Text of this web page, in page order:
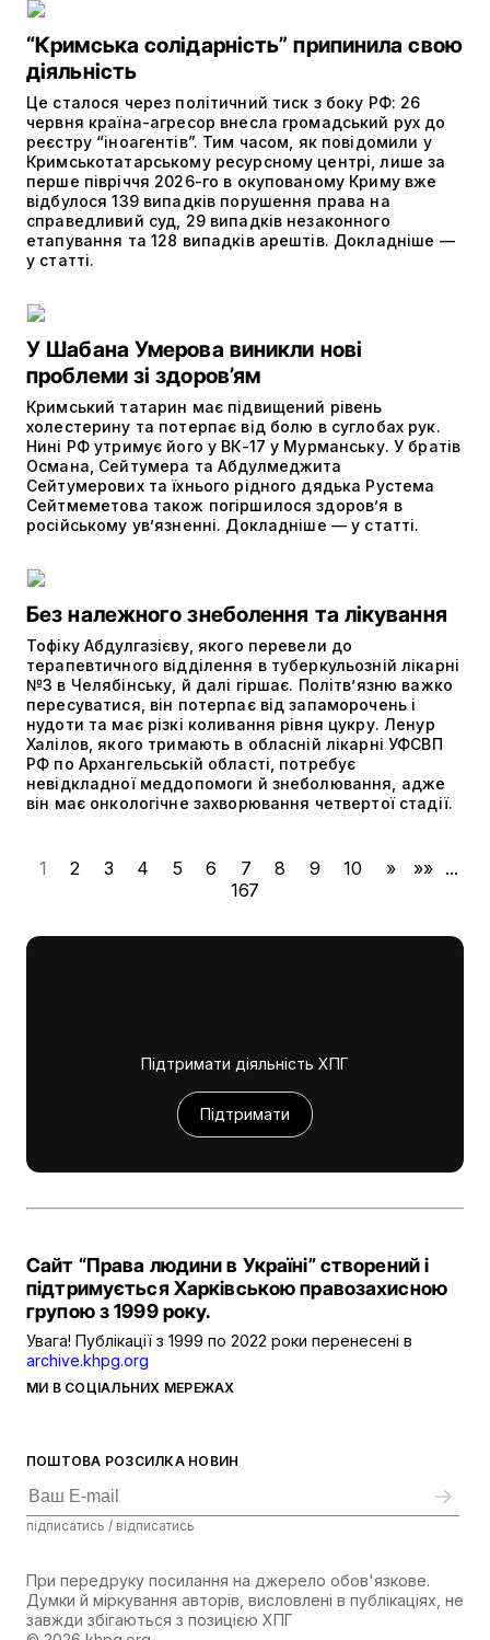
“Кримська солідарність” припинила свою
діяльність
Це сталося через політичний тиск з боку РФ: 26
червня країна-агресор внесла громадський рух до
реєстру “іноагентів”. Тим часом, як повідомили у
Кримськотатарському ресурсному центрі, лише за
перше півріччя 2026-го в окупованому Криму вже
відбулося 139 випадків порушення права на
справедливий суд, 29 випадків незаконного
етапування та 128 випадків арештів. Докладніше —
у статті.
У Шабана Умерова виникли нові
проблеми зі здоров’ям
Кримський татарин має підвищений рівень
холестерину та потерпає від болю в суглобах рук.
Нині РФ утримує його у ВК-17 у Мурманську. У братів
Османа, Сейтумера та Абдулмеджита
Сейтумерових та їхнього рідного дядька Рустема
Сейтмеметова також погіршилося здоров’я в
російському ув’язненні. Докладніше — у статті.
Без належного знеболення та лікування
Тофіку Абдулгазієву, якого перевели до
терапевтичного відділення в туберкульозній лікарні
№3 в Челябінську, й далі гіршає. Політвʼязню важко
пересуватися, він потерпає від запаморочень і
нудоти та має різкі коливання рівня цукру. Ленур
Халілов, якого тримають в обласній лікарні УФСВП
РФ по Архангельській області, потребує
невідкладної меддопомоги й знеболювання, адже
він має онкологічне захворювання четвертої стадії.
1 2 3 4 5 6 7 8 9 10 » »» ...
167
Підтримати діяльність ХПГ
Підтримати
ПОШТОВА РОЗСИЛКА НОВИН
підписатись / відписатись
МИ В СОЦІАЛЬНИХ МЕРЕЖАХ
Сайт “Права людини в Україні” створений і
підтримується Харківською правозахисною
групою з 1999 року.
Увага! Публікації з 1999 по 2022 роки перенесені в
archive.khpg.org
При передруку посилання на джерело обов'язкове.
Думки й міркування авторів, висловлені в публікаціях, не
завжди збігаються з позицією ХПГ